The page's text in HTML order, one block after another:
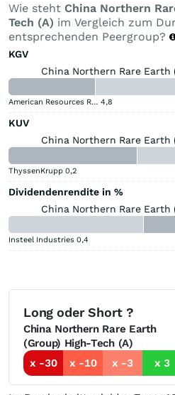
Wie steht China Northern
Tech (A) im Vergleich zum
entsprechenden Peergroup?
KGV
China Northern Rare Earth
American Resources Registered (A) 4,8
KUV
China Northern Rare Earth
ThyssenKrupp 0,2
Dividendenrendite in %
China Northern Rare Earth
Insteel Industries 0,4
Long oder Short ?
China Northern Rare Earth
(Group) High-Tech (A)
x -30
x -10 x -3 x 3